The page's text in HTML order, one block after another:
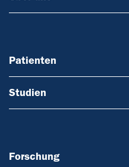
Patienten
Studien
Forschung